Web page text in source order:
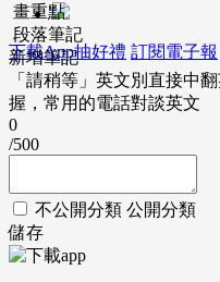
下載App抽好禮 訂閱電子報
畫重點
段落筆記
新增筆記
「請稍等」英文別直接中
握，常用的電話對談英文
0
/500
不公開分類 公開分類
儲存